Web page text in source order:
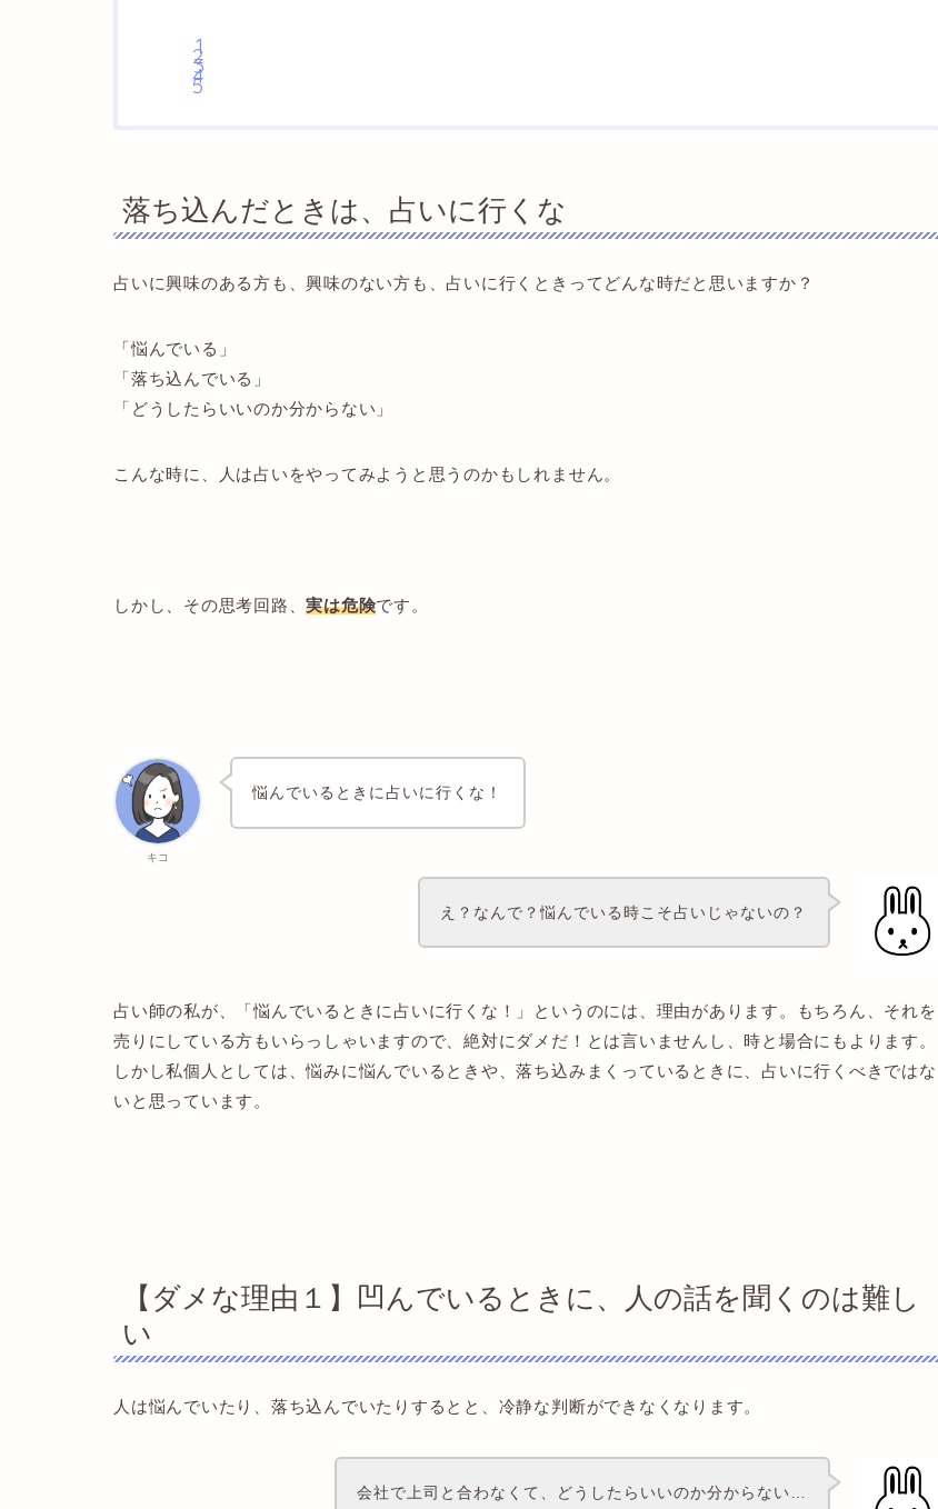
落ち込んだときは、占いに行くな
占いに興味のある方も、興味のない方も、占いに行くときってどんな時だと思いますか？
「悩んでいる」
「落ち込んでいる」
「どうしたらいいのか分からない」
こんな時に、人は占いをやってみようと思うのかもしれません。
しかし、その思考回路、実は危険です。
キコ
悩んでいるときに占いに行くな！
え？なんで？悩んでいる時こそ占いじゃないの？
占い師の私が、「悩んでいるときに占いに行くな！」というのには、理由があります。もちろん、それを
売りにしている方もいらっしゃいますので、絶対にダメだ！とは言いませんし、時と場合にもよります。
しかし私個人としては、悩みに悩んでいるときや、落ち込みまくっているときに、占いに行くべきではな
いと思っています。
【ダメな理由１】凹んでいるときに、人の話を聞くのは難し
い
人は悩んでいたり、落ち込んでいたりするとと、冷静な判断ができなくなります。
会社で上司と合わなくて、どうしたらいいのか分からない…